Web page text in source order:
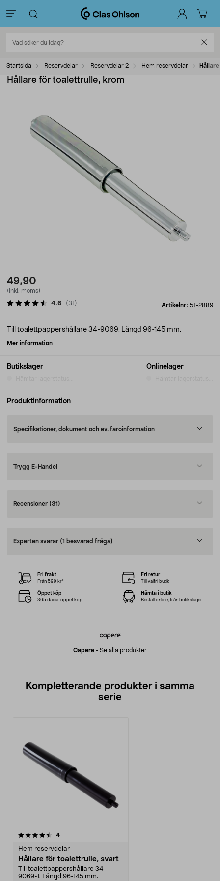
Startsida Reservdelar Reservdelar 2 Hem reservdelar
Hållare för toalettrulle, krom
49,90
(inkl. moms)
Artikelnr: 51-2889
4.6 (31 )
Butikslager Onlinelager
Till toalettpappershållare 34-9069. Längd 96-145 mm.
Mer information
Produktinformation
Specifikationer, dokument och ev. faroinformation
Trygg E-Handel
Recensioner (31)
Experten svarar (1 besvarad fråga)
Capere - Se alla produkter
Fri frakt
Från 599 kr*
Fri retur
Till valfri butik
Öppet köp
365 dagar öppet köp
Hämta i butik
Beställ online, från butikslager
Kompletterande produkter i samma
serie
4recensioner
Hem reservdelar
Hållare för toalettrulle, svart
Till toalettpappershållare 34-
9069-1. Längd 96-145 mm.